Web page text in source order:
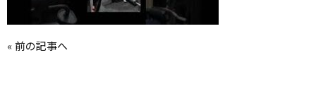
«前の記事へ